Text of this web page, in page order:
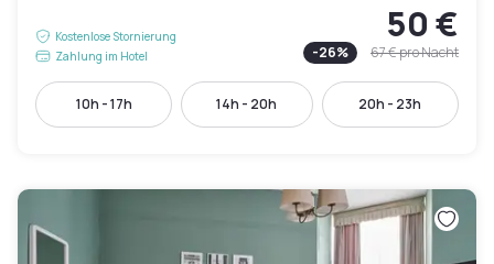
Kostenlose Stornierung
Zahlung im Hotel
50 €
-26% 67 €pro Nacht
10h - 17h 14h - 20h 20h - 23h